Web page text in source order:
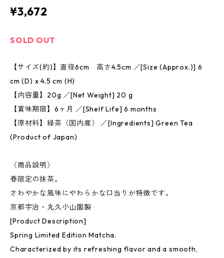
¥3,672
SOLD OUT
【サイズ(約)】直径6cm 高さ4.5cm ／[Size (Approx.)] 6
cm (D) x 4.5 cm (H)
【内容量】20g ／[Net Weight] 20 g
【賞味期限】6ヶ月 ／[Shelf Life] 6 months
【原材料】緑茶（国内産） ／[Ingredients] Green Tea
(Product of Japan)
〈商品説明〉
春限定の抹茶。
さわやかな風味にやわらかな口当りが特徴です。
京都宇治・丸久小山園製
[Product Description]
Spring Limited Edition Matcha.
Characterized by its refreshing flavor and a smooth,